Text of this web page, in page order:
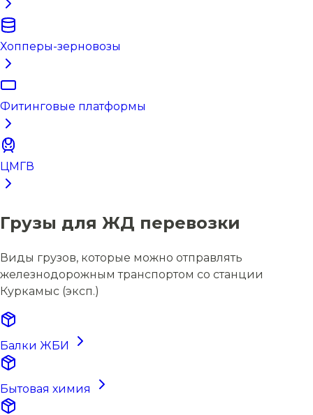
Хопперы-зерновозы
Фитинговые платформы
ЦМГВ
Грузы для ЖД перевозки
Виды грузов, которые можно отправлять
железнодорожным транспортом со станции
Куркамыс (эксп.)
Балки ЖБИ
Бытовая химия